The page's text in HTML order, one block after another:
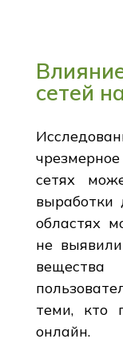
сетей
сетях
областях
не
теми, кто
онлайн.